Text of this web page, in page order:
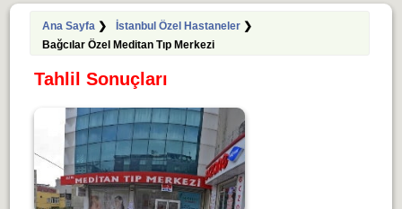
Ana Sayfa❯ İstanbul Özel Hastaneler❯
Bağcılar Özel Meditan Tıp Merkezi
Tahlil Sonuçları